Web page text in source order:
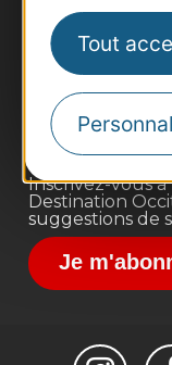
Tout
Business/Mice
Pros
Site presse
Voyagistes
Destination
Inscrivez-vous
Destination
suggestions de
Je